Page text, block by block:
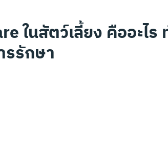
ในสัตว์เลี้ยง คืออะไร
รักษา